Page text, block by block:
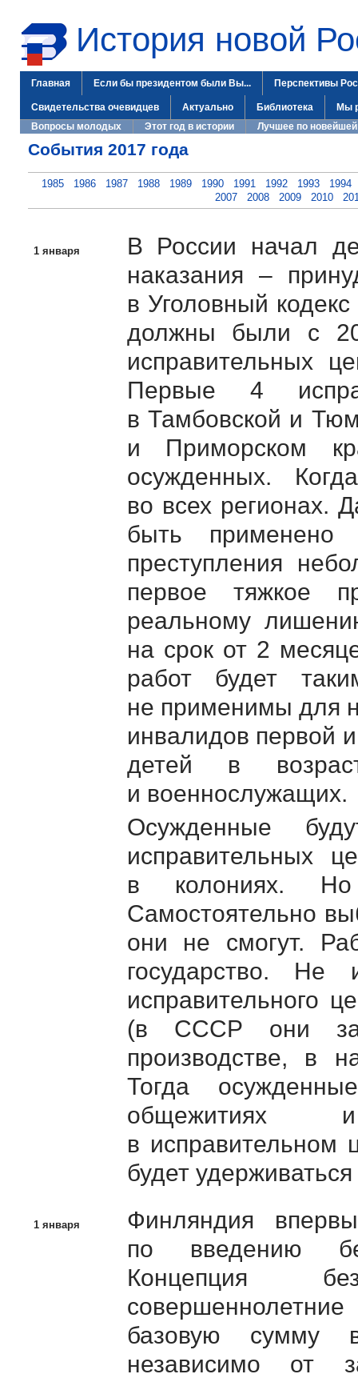
История новой
Главная Если бы президентом были Вы... Перспективы
Свидетельства очевидцев Актуально Библиотека
Мы
Вопросы молодых
Этот год в истории Лучшее по новейшей
События 2017 года
1985 1986 1987 1988 1989 1990 1991 1992 1993
1994
2007
2008 2009 2010
1 января
В России начал
наказания –
в Уголовный
должны были с
исправительных
Первые 4
в Тамбовской и
и Приморском
осужденных.
во всех регионах.
быть
преступления
первое тяжкое
реальному
на срок от 2
работ будет
не применимы для
инвалидов первой
детей в
и военнослужащих.
Осужденные
исправительных
в колониях.
Самостоятельно
они не смогут.
государство. Не
исправительного
(в СССР они
производстве, в
Тогда
общежитиях
в исправительном
будет
1 января
Финляндия
по введению
Концепция
базовую сумму
независимо от